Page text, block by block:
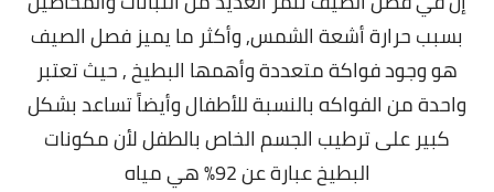
بسبب حرارة أشعة الشمس, وأكثر ما يميز فصل الصيف
هو وجود فواكة متعددة وأهمها البطيخ , حيث تعتبر
واحدة من الفواكه بالنسبة للأطفال وأيضاً تساعد بشكل
كبير على ترطيب الجسم الخاص بالطفل لأن مكونات
البطيخ عبارة عن 92% هي مياه